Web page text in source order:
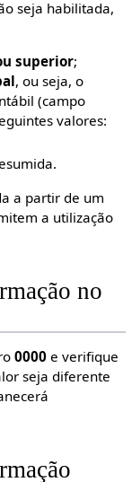
seja habilitada,
superior;
, ou seja, o
(campo
valores:
a partir de um
a utilização
no
0000e verifique
seja diferente